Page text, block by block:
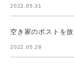
2022.05.31
空き家のポストを
2022.05.28